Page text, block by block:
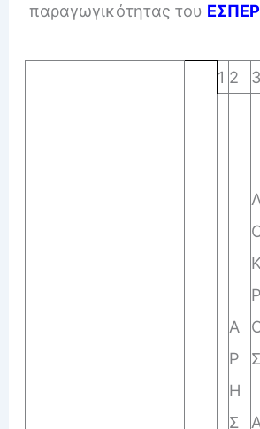
παραγωγικότητας του
1 2 3
Α
Ρ
Η
Σ
Κ
Ρ
Σ